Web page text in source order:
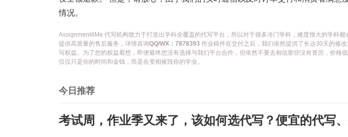
情况。
Assignment4Me 代写机构致力于打造出学科全覆盖的代写平台，所以对于很多冷门学科，难度很大的学科
提供高质量的售后服务，详情咨询QQ/WX：7878393 作业稿件在交付之后，我们依然提供了长达30天的修
写权益。为了您的权益着想，即便最终您没有选择与我们平台合作，但依然不要去相信那些没有资历，价格
仅仅只是你的时间和金钱，而是在变相摧毁你的学业。
今日推荐